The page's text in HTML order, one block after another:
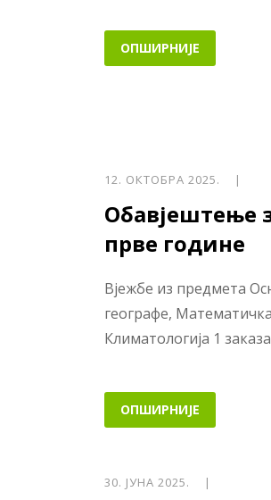
ОПШИРНИЈЕ
12. ОКТОБРА 2025. |
Обавјештење
прве године
Вјежбе из предмета
географе,
Климатологија 1
ОПШИРНИЈЕ
30. ЈУНА 2025. |